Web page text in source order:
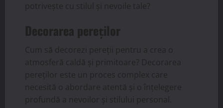
potrivește cu stilul și nevoile tale?
Decorarea pereților
Cum să decorezi pereții pentru a crea o
atmosferă caldă și primitoare? Decorarea
pereților este un proces complex care
necesită o abordare atentă și o înțelegere
profundă a nevoilor și stilului personal.